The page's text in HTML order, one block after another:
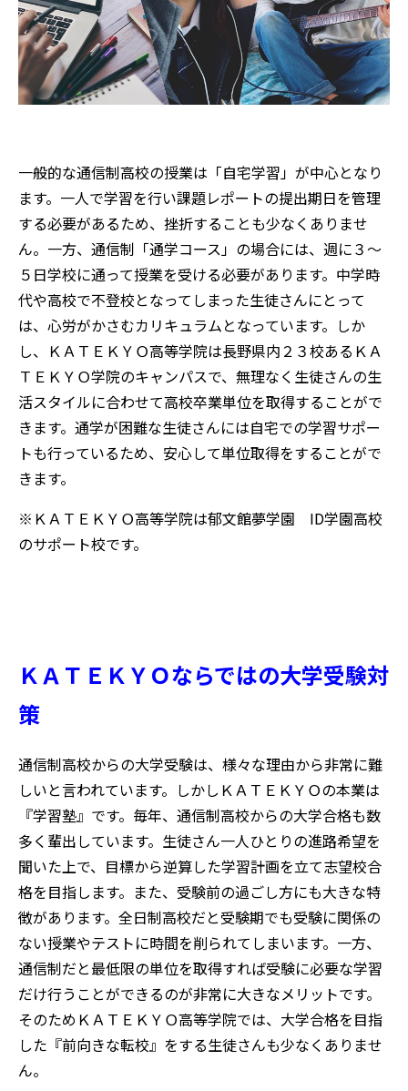
一般的な通信制高校の授業は「自宅学習」が中心となり
ます。一人で学習を行い課題レポートの提出期日を管理
する必要があるため、挫折することも少なくありませ
ん。一方、通信制「通学コース」の場合には、週に３～
５日学校に通って授業を受ける必要があります。中学時
代や高校で不登校となってしまった生徒さんにとって
は、心労がかさむカリキュラムとなっています。しか
し、ＫＡＴＥＫＹＯ高等学院は長野県内２３校あるＫＡ
ＴＥＫＹＯ学院のキャンパスで、無理なく生徒さんの生
活スタイルに合わせて高校卒業単位を取得することがで
きます。通学が困難な生徒さんには自宅での学習サポー
トも行っているため、安心して単位取得をすることがで
きます。
※ＫＡＴＥＫＹＯ高等学院は郁文館夢学園 ID学園高校
のサポート校です。
ＫＡＴＥＫＹＯならではの大学受験対
策
通信制高校からの大学受験は、様々な理由から非常に難
しいと言われています。しかしＫＡＴＥＫＹＯの本業は
『学習塾』です。毎年、通信制高校からの大学合格も数
多く輩出しています。生徒さん一人ひとりの進路希望を
聞いた上で、目標から逆算した学習計画を立て志望校合
格を目指します。また、受験前の過ごし方にも大きな特
徴があります。全日制高校だと受験期でも受験に関係の
ない授業やテストに時間を削られてしまいます。一方、
通信制だと最低限の単位を取得すれば受験に必要な学習
だけ行うことができるのが非常に大きなメリットです。
そのためＫＡＴＥＫＹＯ高等学院では、大学合格を目指
した『前向きな転校』をする生徒さんも少なくありませ
ん。